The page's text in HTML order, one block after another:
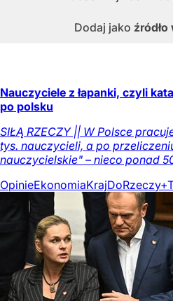
Dodaj jako źródło
Nauczyciele z łapanki, czyli
po polsku
SIŁĄ RZECZY || W Polsce
tys. nauczycieli, a po
nauczycielskie" – nieco ponad
OpinieEkonomiaKrajDoRzeczy+